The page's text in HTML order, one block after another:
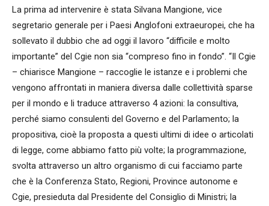
La prima ad intervenire è stata Silvana Mangione, vice
segretario generale per i Paesi Anglofoni extraeuropei, che ha
sollevato il dubbio che ad oggi il lavoro “difficile e molto
importante” del Cgie non sia “compreso fino in fondo”. “Il Cgie
– chiarisce Mangione – raccoglie le istanze e i problemi che
vengono affrontati in maniera diversa dalle collettività sparse
per il mondo e li traduce attraverso 4 azioni: la consultiva,
perché siamo consulenti del Governo e del Parlamento; la
propositiva, cioè la proposta a questi ultimi di idee o articolati
di legge, come abbiamo fatto più volte; la programmazione,
svolta attraverso un altro organismo di cui facciamo parte
che è la Conferenza Stato, Regioni, Province autonome e
Cgie, presieduta dal Presidente del Consiglio di Ministri; la